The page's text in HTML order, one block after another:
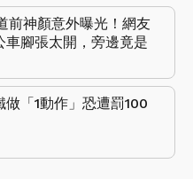
前神顏意外曝光！網友
車腳張太開，旁邊竟是
「1動作」恐遭罰100